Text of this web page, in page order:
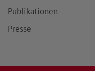
Publikationen
Presse